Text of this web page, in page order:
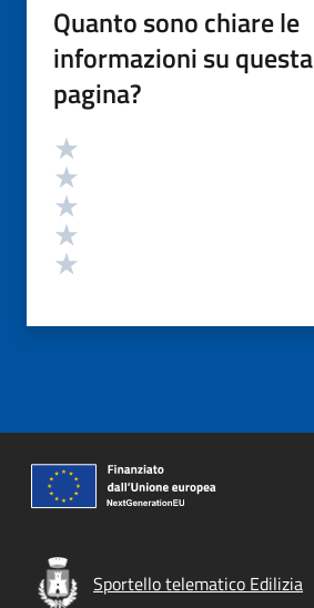
Quanto sono chiare le
informazioni su questa
pagina?
Valutazione
Sportello telematico Edilizia